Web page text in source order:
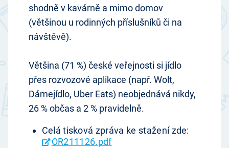
shodně v kavárně a mimo domov
(většinou u rodinných příslušníků či na
návštěvě).
Většina (71 %) české veřejnosti si jídlo
přes rozvozové aplikace (např. Wolt,
Dámejídlo, Uber Eats) neobjednává nikdy,
26 % občas a 2 % pravidelně.
Celá tisková zpráva ke stažení zde:
OR211126.pdf